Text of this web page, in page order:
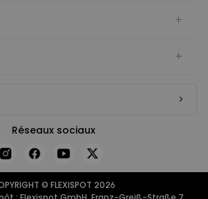
Réseaux sociaux
© FLEXISPOT 2026